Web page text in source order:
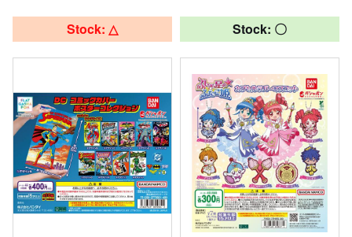
Stock: △ Stock: 〇